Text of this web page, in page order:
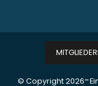
© Copyright 2026-